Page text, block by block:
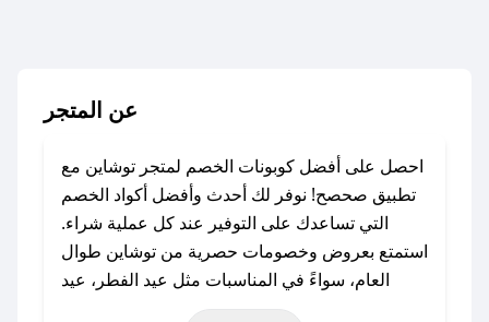
عن المتجر
احصل على أفضل كوبونات الخصم لمتجر توشاين مع
تطبيق صحصح! نوفر لك أحدث وأفضل أكواد الخصم
التي تساعدك على التوفير عند كل عملية شراء.
استمتع بعروض وخصومات حصرية من توشاين طوال
العام، سواءً في المناسبات مثل عيد الفطر، عيد
الأضحى، الجمعة البيضاء (شهر نوفمبر)، رمضان،